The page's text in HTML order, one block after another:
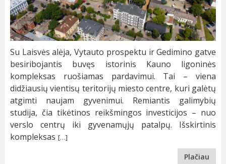
Su Laisvės alėja, Vytauto prospektu ir Gedimino gatve
besiribojantis buvęs istorinis Kauno ligoninės
kompleksas ruošiamas pardavimui. Tai – viena
didžiausių vientisų teritorijų miesto centre, kuri galėtų
atgimti naujam gyvenimui. Remiantis galimybių
studija, čia tikėtinos reikšmingos investicijos – nuo
verslo centrų iki gyvenamųjų patalpų. Išskirtinis
kompleksas […]
Plačiau